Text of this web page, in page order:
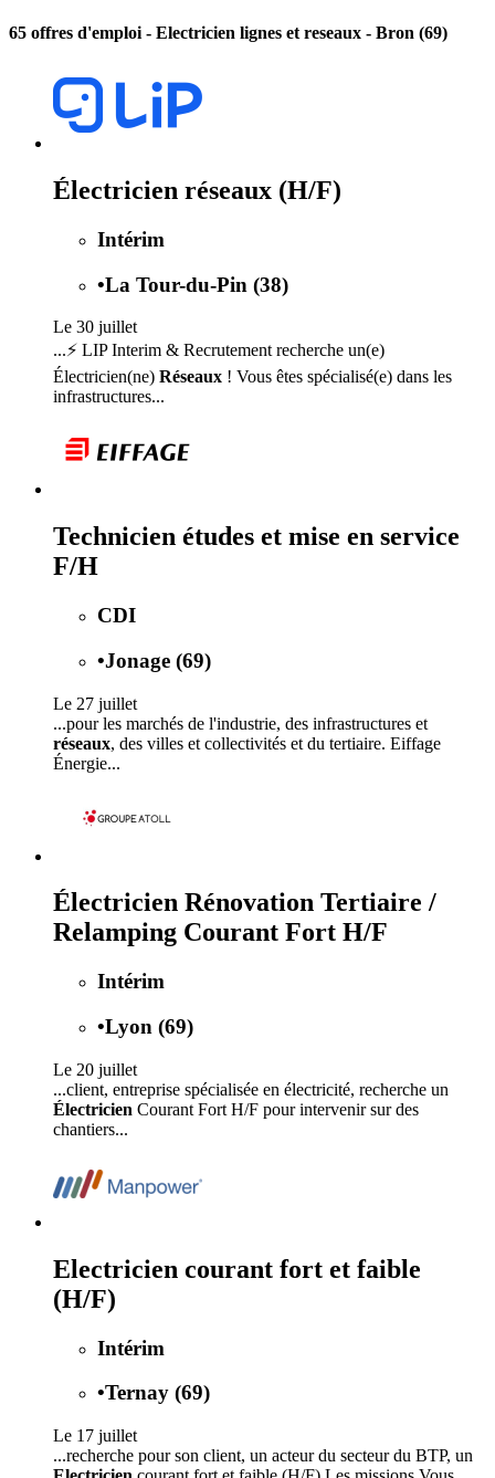
65 offres d'emploi - Electricien lignes et reseaux - Bron (69)
Électricien réseaux (H/F)
Intérim
•La Tour-du-Pin (38)
Le 30 juillet
...⚡ LIP Interim & Recrutement recherche un(e)
Électricien(ne) Réseaux ! Vous êtes spécialisé(e) dans les
infrastructures...
Technicien études et mise en service
F/H
CDI
•Jonage (69)
Le 27 juillet
...pour les marchés de l'industrie, des infrastructures et
réseaux, des villes et collectivités et du tertiaire. Eiffage
Énergie...
Électricien Rénovation Tertiaire /
Relamping Courant Fort H/F
Intérim
•Lyon (69)
Le 20 juillet
...client, entreprise spécialisée en électricité, recherche un
Électricien Courant Fort H/F pour intervenir sur des
chantiers...
Electricien courant fort et faible
(H/F)
Intérim
•Ternay (69)
Le 17 juillet
...recherche pour son client, un acteur du secteur du BTP, un